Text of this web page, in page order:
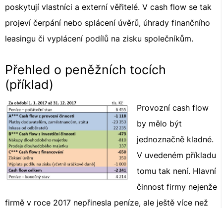
poskytují vlastníci a externí věřitelé. V cash flow se tak
projeví čerpání nebo splácení úvěrů, úhrady finančního
leasingu či vyplácení podílů na zisku společníkům.
Přehled o peněžních tocích
(příklad)
Provozní cash flow
by mělo být
jednoznačně kladné.
V uvedeném příkladu
tomu tak není. Hlavní
činnost firmy nejenže
firmě v roce 2017 nepřinesla peníze, ale ještě více než